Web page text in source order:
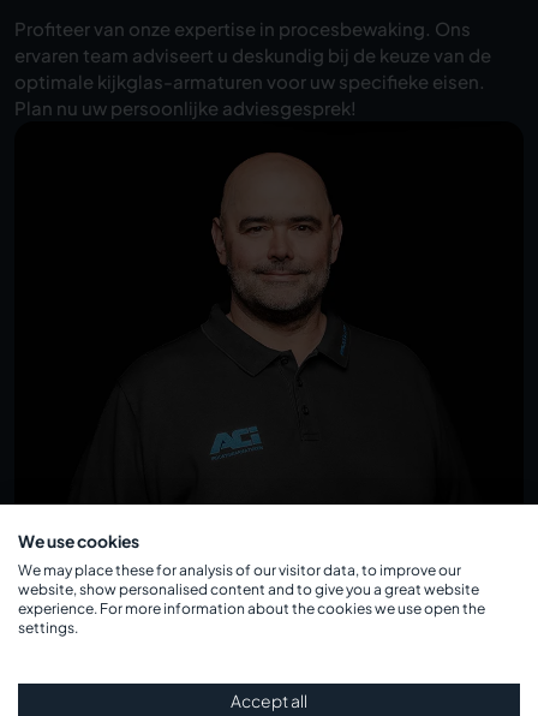
Profiteer van onze expertise in procesbewaking. Ons
ervaren team adviseert u deskundig bij de keuze van de
optimale kijkglas-armaturen voor uw specifieke eisen.
Plan nu uw persoonlijke adviesgesprek!
We use cookies
We may place these for analysis of our visitor data, to improve our
website, show personalised content and to give you a great website
experience. For more information about the cookies we use open the
settings.
Accept all